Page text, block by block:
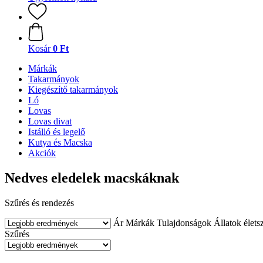
Kosár 0 Ft
Márkák
Takarmányok
Kiegészítő takarmányok
Ló
Lovas
Lovas divat
Istálló és legelő
Kutya és Macska
Akciók
Nedves eledelek macskáknak
Szűrés és rendezés
Ár Márkák Tulajdonságok Állatok
Szűrés